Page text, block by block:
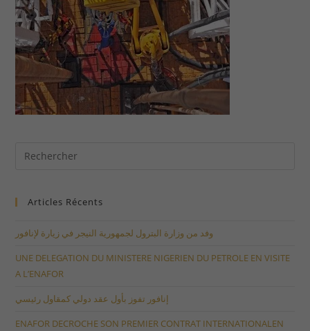
Articles Récents
وفد من وزارة البترول لجمهورية النيجر في زيارة لإنافور
UNE DELEGATION DU MINISTERE NIGERIEN DU PETROLE EN VISITE
A L’ENAFOR
إنافور تفوز بأول عقد دولي كمقاول رئيسي
ENAFOR DECROCHE SON PREMIER CONTRAT INTERNATIONALEN